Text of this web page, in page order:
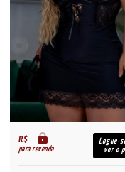
R$
para revenda
Logue-
ver o